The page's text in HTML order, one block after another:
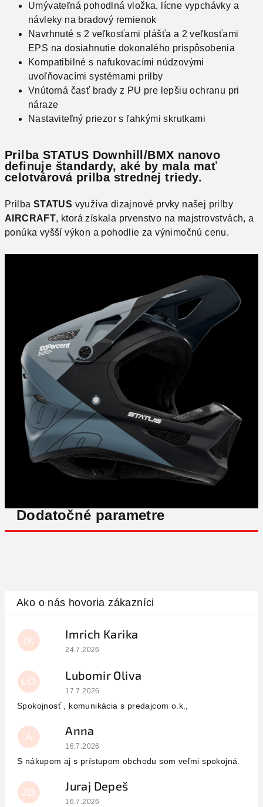
Umývateľná pohodlná vložka, lícne vypchávky a
návleky na bradový remienok
Navrhnuté s 2 veľkosťami plášťa a 2 veľkosťami
EPS na dosiahnutie dokonalého prispôsobenia
Kompatibilné s nafukovacími núdzovými
uvoľňovacími systémami prilby
Vnútorná časť brady z PU pre lepšiu ochranu pri
náraze
Nastaviteľný priezor s ľahkými skrutkami
Prilba STATUS Downhill/BMX nanovo
definuje štandardy, aké by mala mať
celotvárová prilba strednej triedy.
Prilba STATUS využíva dizajnové prvky našej prilby
AIRCRAFT, ktorá získala prvenstvo na majstrovstvách, a
ponúka vyšší výkon a pohodlie za výnimočnú cenu.
Dodatočné parametre
IK Imrich Karika
Hodnotenie obchodu je 5 z 5 hviezdičiek.
24.7.2026
LO Lubomir Oliva
Hodnotenie obchodu je 5 z 5 hviezdičiek.
17.7.2026
Spokojnosť , komunikácia s predajcom o.k.,
A Anna
Hodnotenie obchodu je 5 z 5 hviezdičiek.
16.7.2026
S nákupom aj s prístupom obchodu som veľmi spokojná.
JD Juraj Depeš
Hodnotenie obchodu je 5 z 5 hviezdičiek.
16.7.2026